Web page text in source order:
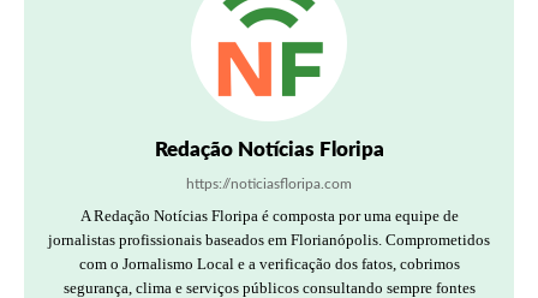
Redação Notícias Floripa
https://noticiasfloripa.com
A Redação Notícias Floripa é composta por uma equipe de
jornalistas profissionais baseados em Florianópolis. Comprometidos
com o Jornalismo Local e a verificação dos fatos, cobrimos
segurança, clima e serviços públicos consultando sempre fontes